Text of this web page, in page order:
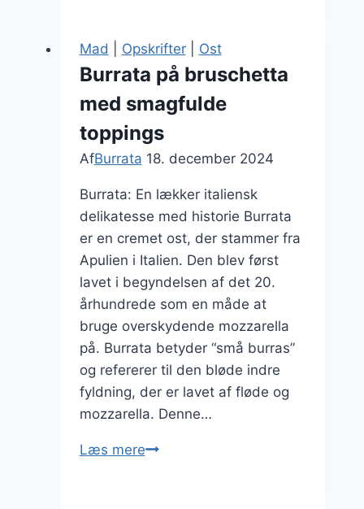
burrata
og
honning
Mad Opskrifter| Ost
Burrata på bruschetta
med smagfulde
toppings
AfBurrata 18. december 2024
Burrata: En lækker italiensk
delikatesse med historie Burrata
er en cremet ost, der stammer fra
Apulien i Italien. Den blev først
lavet i begyndelsen af det 20.
århundrede som en måde at
bruge overskydende mozzarella
på. Burrata betyder “små burras”
og refererer til den bløde indre
fyldning, der er lavet af fløde og
mozzarella. Denne…
Læs mereBurrata